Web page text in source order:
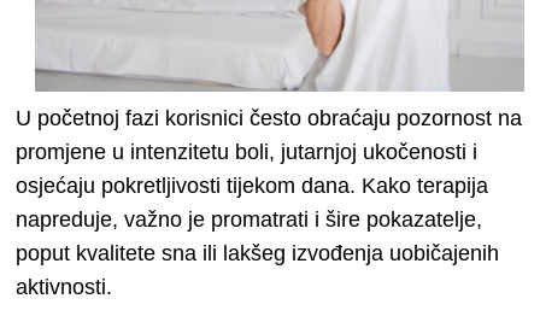
U početnoj fazi korisnici često obraćaju pozornost na
promjene u intenzitetu boli, jutarnjoj ukočenosti i
osjećaju pokretljivosti tijekom dana. Kako terapija
napreduje, važno je promatrati i šire pokazatelje,
poput kvalitete sna ili lakšeg izvođenja uobičajenih
aktivnosti.